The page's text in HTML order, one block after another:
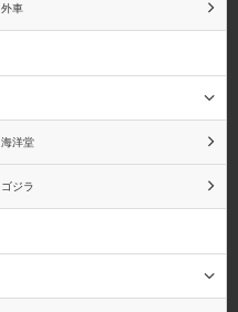
おねがい☆ティーチャー
カードキャプターさくら
外車
海洋堂
ゴジラ